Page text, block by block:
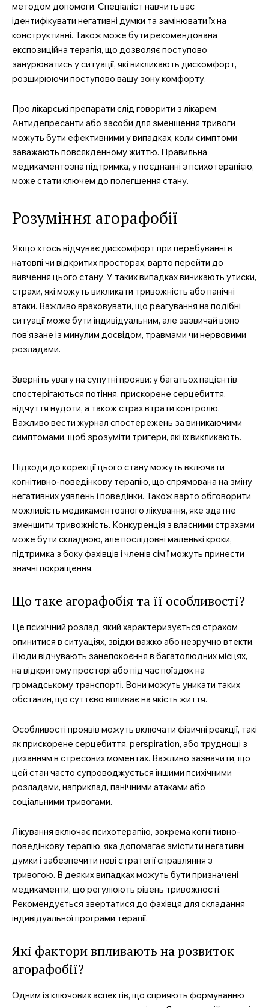
методом допомоги. Спеціаліст навчить вас
ідентифікувати негативні думки та замінювати їх на
конструктивні. Також може бути рекомендована
експозиційна терапія, що дозволяє поступово
занурюватись у ситуації, які викликають дискомфорт,
розширюючи поступово вашу зону комфорту.
Про лікарські препарати слід говорити з лікарем.
Антидепресанти або засоби для зменшення тривоги
можуть бути ефективними у випадках, коли симптоми
заважають повсякденному життю. Правильна
медикаментозна підтримка, у поєднанні з психотерапією,
може стати ключем до полегшення стану.
Розуміння агорафобії
Якщо хтось відчуває дискомфорт при перебуванні в
натовпі чи відкритих просторах, варто перейти до
вивчення цього стану. У таких випадках виникають утиски,
страхи, які можуть викликати тривожність або панічні
атаки. Важливо враховувати, що реагування на подібні
ситуації може бути індивідуальним, але зазвичай воно
пов’язане із минулим досвідом, травмами чи нервовими
розладами.
Зверніть увагу на супутні прояви: у багатьох пацієнтів
спостерігаються потіння, прискорене серцебиття,
відчуття нудоти, а також страх втрати контролю.
Важливо вести журнал спостережень за виникаючими
симптомами, щоб зрозуміти тригери, які їх викликають.
Підходи до корекції цього стану можуть включати
когнітивно-поведінкову терапію, що спрямована на зміну
негативних уявлень і поведінки. Також варто обговорити
можливість медикаментозного лікування, яке здатне
зменшити тривожність. Конкуренція з власними страхами
може бути складною, але послідовні маленькі кроки,
підтримка з боку фахівців і членів сім’ї можуть принести
значні покращення.
Що таке агорафобія та її особливості?
Це психічний розлад, який характеризується страхом
опинитися в ситуаціях, звідки важко або незручно втекти.
Люди відчувають занепокоєння в багатолюдних місцях,
на відкритому просторі або під час поїздок на
громадському транспорті. Вони можуть уникати таких
обставин, що суттєво впливає на якість життя.
Особливості проявів можуть включати фізичні реакції, такі
як прискорене серцебиття, perspiration, або труднощі з
диханням в стресових моментах. Важливо зазначити, що
цей стан часто супроводжується іншими психічними
розладами, наприклад, панічними атаками або
соціальними тривогами.
Лікування включає психотерапію, зокрема когнітивно-
поведінкову терапію, яка допомагає змістити негативні
думки і забезпечити нові стратегії справляння з
тривогою. В деяких випадках можуть бути призначені
медикаменти, що регулюють рівень тривожності.
Рекомендується звертатися до фахівця для складання
індивідуальної програми терапії.
Які фактори впливають на розвиток
агорафобії?
Одним із ключових аспектів, що сприяють формуванню